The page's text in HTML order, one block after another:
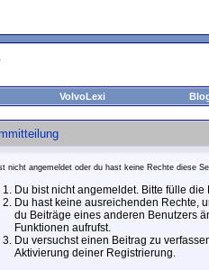
VolvoLexi
nicht angemeldet oder du hast keine Rechte diese
Du bist nicht angemeldet. Bitte fülle
Du hast keine ausreichenden Rechte,
du Beiträge eines anderen Benutzers
Funktionen aufrufst.
Du versuchst einen Beitrag zu
Aktivierung deiner Registrierung.